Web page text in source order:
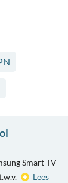
Smart TV
Lees